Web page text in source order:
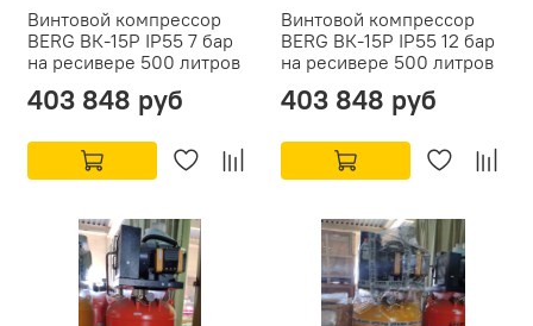
Винтовой компрессор
BERG ВК-15Р IP55 7 бар
на ресивере 500 литров
403 848 руб
Винтовой компрессор
BERG ВК-15Р IP55 12 бар
на ресивере 500 литров
403 848 руб